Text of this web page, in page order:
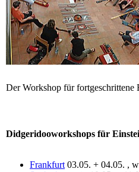
Der Workshop für fortgeschrittene
Didgeridooworkshops für
Frankfurt 03.05. + 04.05. ,